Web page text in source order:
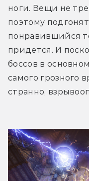
ноги. Вещи не
поэтому
понравившийся
придётся. И
боссов в
самого грозного
странно,